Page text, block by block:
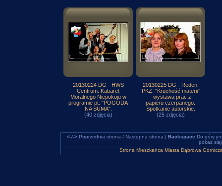
20130224 DG - HWS
Centrum. Kabaret
Moralnego Niepokoju w
programie pt. "POGODA
NA SUMA".
(40 zdjęcia)
20130225 DG - Reden.
PKZ. "Kruchość materii"
- wystawa prac z
papieru czerpanego.
Spotkanie autorskie.
(25 zdjęcia)
<-/->Poprzednia strona / Następna strona | Backspace Do góry
pokaz
Strona Mieszkańca Miasta Dąbrowa